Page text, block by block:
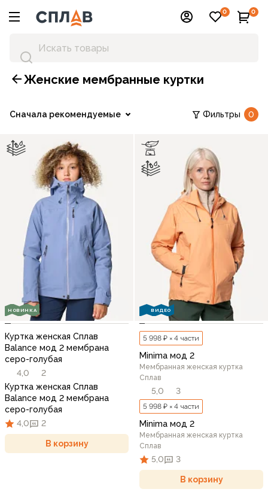
0 0
Женские мембранные куртки
Сначала рекомендуемые Фильтры 0
НОВИНКА
Куртка женская Сплав
Balance мод 2 мембрана
серо-голубая
4,0
2
Куртка женская Сплав
Balance мод 2 мембрана
серо-голубая
4,0
2
В корзину
ВИДЕО
5 998 ₽ × 4 части
Minima мод 2
Мембранная женская куртка
Сплав
5,0 3
5 998 ₽ × 4 части
Minima мод 2
Мембранная женская куртка
Сплав
5,0 3
В корзину